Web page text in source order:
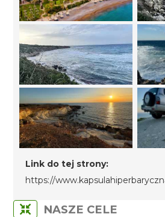
Link do tej strony:
https://
NASZE CELE